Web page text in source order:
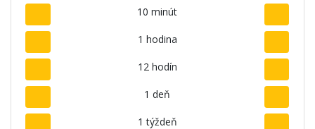
10 minút
1 hodina
12 hodín
1 deň
1 týždeň